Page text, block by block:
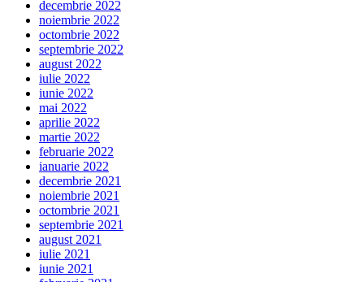
decembrie 2022
noiembrie 2022
octombrie 2022
septembrie 2022
august 2022
iulie 2022
iunie 2022
mai 2022
aprilie 2022
martie 2022
februarie 2022
ianuarie 2022
decembrie 2021
noiembrie 2021
octombrie 2021
septembrie 2021
august 2021
iulie 2021
iunie 2021